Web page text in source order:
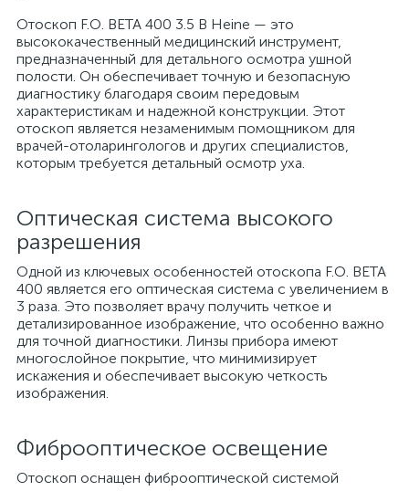
Отоскоп F.O. BETA 400 3.5 В Heine — это
высококачественный медицинский инструмент,
предназначенный для детального осмотра ушной
полости. Он обеспечивает точную и безопасную
диагностику благодаря своим передовым
характеристикам и надежной конструкции. Этот
отоскоп является незаменимым помощником для
врачей-отоларингологов и других специалистов,
которым требуется детальный осмотр уха.
Оптическая система высокого
разрешения
Одной из ключевых особенностей отоскопа F.O. BETA
400 является его оптическая система с увеличением в
3 раза. Это позволяет врачу получить четкое и
детализированное изображение, что особенно важно
для точной диагностики. Линзы прибора имеют
многослойное покрытие, что минимизирует
искажения и обеспечивает высокую четкость
изображения.
Фиброоптическое освещение
Отоскоп оснащен фиброоптической системой